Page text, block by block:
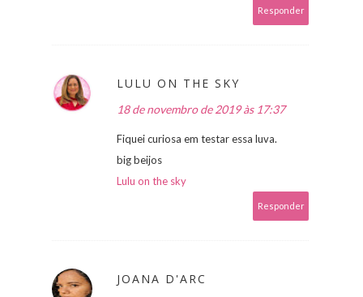
Responder
LULU ON THE SKY
18 de novembro de 2019 às 17:37
Fiquei curiosa em testar essa luva.
big beijos
Lulu on the sky
Responder
JOANA D'ARC